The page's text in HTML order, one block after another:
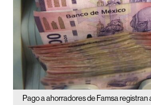
Pago a ahorradores de Famsa